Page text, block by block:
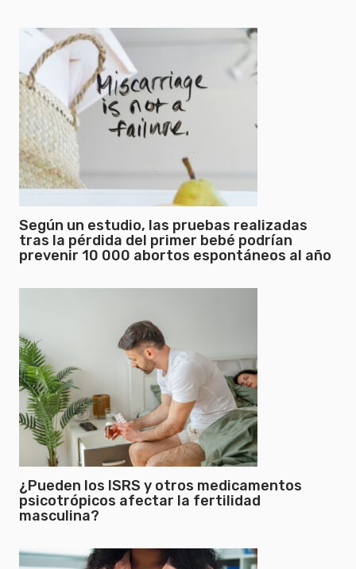
Según un estudio, las pruebas realizadas
tras la pérdida del primer bebé podrían
prevenir 10 000 abortos espontáneos al año
¿Pueden los ISRS y otros medicamentos
psicotrópicos afectar la fertilidad
masculina?